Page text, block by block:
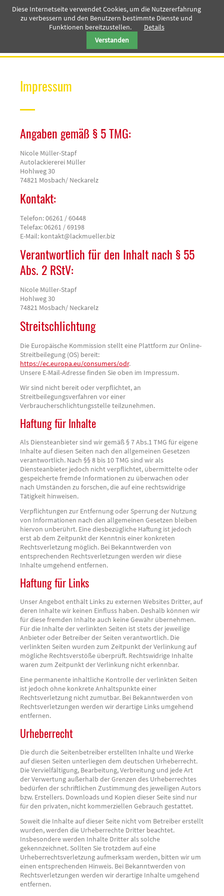
Impressum
Angaben gemäß § 5 TMG:
Nicole Müller-Stapf
Autolackiererei Müller
Hohlweg 30
74821 Mosbach/ Neckarelz
Kontakt:
Telefon: 06261 / 60448
Telefax: 06261 / 69198
E-Mail: kontakt@lackmueller.biz
Verantwortlich für den Inhalt nach § 55
Abs. 2 RStV:
Nicole Müller-Stapf
Hohlweg 30
74821 Mosbach/ Neckarelz
Streitschlichtung
Die Europäische Kommission stellt eine Plattform zur Online-
Streitbeilegung (OS) bereit:
https://ec.europa.eu/consumers/odr.
Unsere E-Mail-Adresse finden Sie oben im Impressum.
Wir sind nicht bereit oder verpflichtet, an
Streitbeilegungsverfahren vor einer
Verbraucherschlichtungsstelle teilzunehmen.
Haftung für Inhalte
Als Diensteanbieter sind wir gemäß § 7 Abs.1 TMG für eigene
Inhalte auf diesen Seiten nach den allgemeinen Gesetzen
verantwortlich. Nach §§ 8 bis 10 TMG sind wir als
Diensteanbieter jedoch nicht verpflichtet, übermittelte oder
gespeicherte fremde Informationen zu überwachen oder
nach Umständen zu forschen, die auf eine rechtswidrige
Tätigkeit hinweisen.
Verpflichtungen zur Entfernung oder Sperrung der Nutzung
von Informationen nach den allgemeinen Gesetzen bleiben
hiervon unberührt. Eine diesbezügliche Haftung ist jedoch
erst ab dem Zeitpunkt der Kenntnis einer konkreten
Rechtsverletzung möglich. Bei Bekanntwerden von
entsprechenden Rechtsverletzungen werden wir diese
Inhalte umgehend entfernen.
Haftung für Links
Unser Angebot enthält Links zu externen Websites Dritter, auf
deren Inhalte wir keinen Einfluss haben. Deshalb können wir
für diese fremden Inhalte auch keine Gewähr übernehmen.
Für die Inhalte der verlinkten Seiten ist stets der jeweilige
Anbieter oder Betreiber der Seiten verantwortlich. Die
verlinkten Seiten wurden zum Zeitpunkt der Verlinkung auf
mögliche Rechtsverstöße überprüft. Rechtswidrige Inhalte
waren zum Zeitpunkt der Verlinkung nicht erkennbar.
Eine permanente inhaltliche Kontrolle der verlinkten Seiten
ist jedoch ohne konkrete Anhaltspunkte einer
Rechtsverletzung nicht zumutbar. Bei Bekanntwerden von
Rechtsverletzungen werden wir derartige Links umgehend
entfernen.
Urheberrecht
Die durch die Seitenbetreiber erstellten Inhalte und Werke
auf diesen Seiten unterliegen dem deutschen Urheberrecht.
Die Vervielfältigung, Bearbeitung, Verbreitung und jede Art
der Verwertung außerhalb der Grenzen des Urheberrechtes
bedürfen der schriftlichen Zustimmung des jeweiligen Autors
bzw. Erstellers. Downloads und Kopien dieser Seite sind nur
für den privaten, nicht kommerziellen Gebrauch gestattet.
Soweit die Inhalte auf dieser Seite nicht vom Betreiber erstellt
wurden, werden die Urheberrechte Dritter beachtet.
Insbesondere werden Inhalte Dritter als solche
gekennzeichnet. Sollten Sie trotzdem auf eine
Urheberrechtsverletzung aufmerksam werden, bitten wir um
einen entsprechenden Hinweis. Bei Bekanntwerden von
Rechtsverletzungen werden wir derartige Inhalte umgehend
entfernen.
Diese Internetseite verwendet Cookies, um die Nutzererfahrung
zu verbessern und den Benutzern bestimmte Dienste und
Funktionen bereitzustellen.
Details
Verstanden